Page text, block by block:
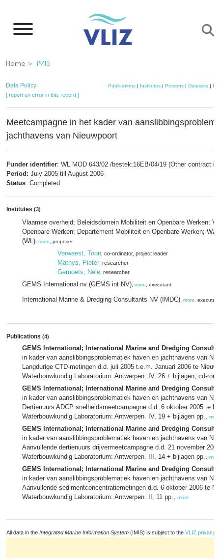
main
Breadcrumb
Home IMIS
Data Policy Publications | Institutes | Persons | Datasets |
[ report an error in this record ]
Meetcampagne in het kader van
jachthavens van Nieuwpoort
Funder identifier: WL MOD 643/02 /bestek:16EB/04/19 (Other contract id)
Period: July 2005 till August 2006
Status: Completed
Institutes (3)
Vlaamse overheid; Beleidsdomein Mobiliteit en Openbare Werken;
Openbare Werken; Departement Mobiliteit en Openbare Werken;
(WL) more , proposer
Verwaest, Toon , co-ordinator, project leader
Mathys, Pieter , researcher
Gemoets, Nele , researcher
GEMS International nv (GEMS int NV) more , executant
International Marine & Dredging Consultants NV (IMDC) more , executant
Publications (4)
GEMS International; International Marine and Dredging
in kader van aanslibbingsproblematiek haven en jachthavens van
Langdurige CTD-metingen d.d. juli 2005 t.e.m. Januari 2006 te
Waterbouwkundig Laboratorium: Antwerpen. IV, 26 + bijlagen, cd-
GEMS International; International Marine and Dredging
in kader van aanslibbingsproblematiek haven en jachthavens van
Dertienuurs ADCP snelheidsmeetcampagne d.d. 6 oktober 2005 te
Waterbouwkundig Laboratorium: Antwerpen. IV, 19 + bijlagen pp., more
GEMS International; International Marine and Dredging
in kader van aanslibbingsproblematiek haven en jachthavens van
Aanvullende dertienuurs drijvermeetcampagne d.d. 21 november
Waterbouwkundig Laboratorium: Antwerpen. III, 14 + bijlagen pp., more
GEMS International; International Marine and Dredging
in kader van aanslibbingsproblematiek haven en jachthavens van
Aanvullende sedimentconcentratiemetingen d.d. 6 oktober 2006 te
Waterbouwkundig Laboratorium: Antwerpen. II, 11 pp., more
All data in the Integrated Marine Information System (IMIS) is subject to the VLIZ privacy